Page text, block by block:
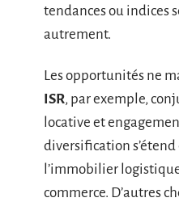
tendances ou indices
autrement.
Les opportunités ne
ISR, par exemple,
locative et
diversification s’étend
l’immobilier
commerce. D’autres